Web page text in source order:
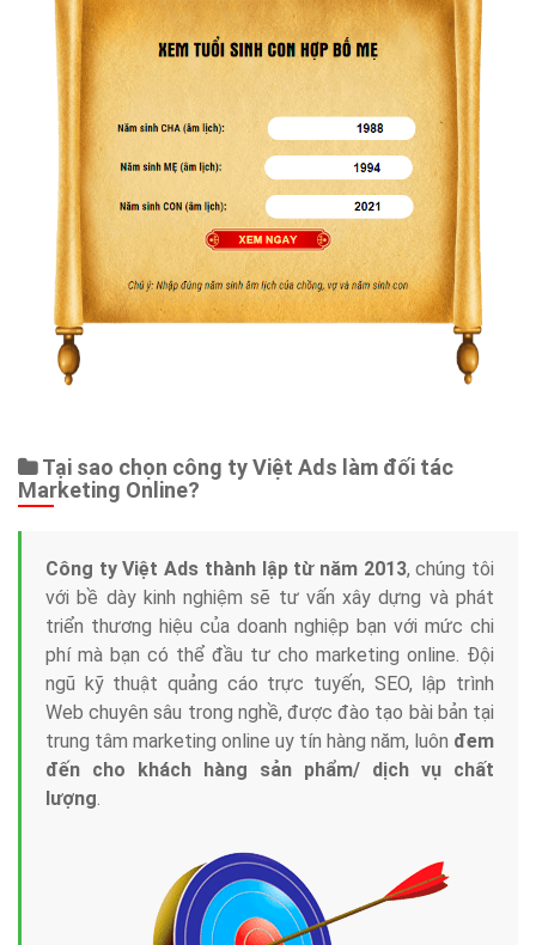
Tại sao chọn công ty Việt Ads làm đối tác
Marketing Online?
Công ty Việt Ads thành lập từ năm 2013, chúng tôi
với bề dày kinh nghiệm sẽ tư vấn xây dựng và phát
triển thương hiệu của doanh nghiệp bạn với mức chi
phí mà bạn có thể đầu tư cho marketing online. Đội
ngũ kỹ thuật quảng cáo trực tuyến, SEO, lập trình
Web chuyên sâu trong nghề, được đào tạo bài bản tại
trung tâm marketing online uy tín hàng năm, luôn đem
đến cho khách hàng sản phẩm/ dịch vụ chất
lượng.